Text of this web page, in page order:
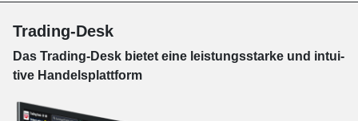
Trading-Desk
Das Trading-Desk bie­tet eine leis­tungs­star­ke und in­tui­
tive Han­dels­platt­form